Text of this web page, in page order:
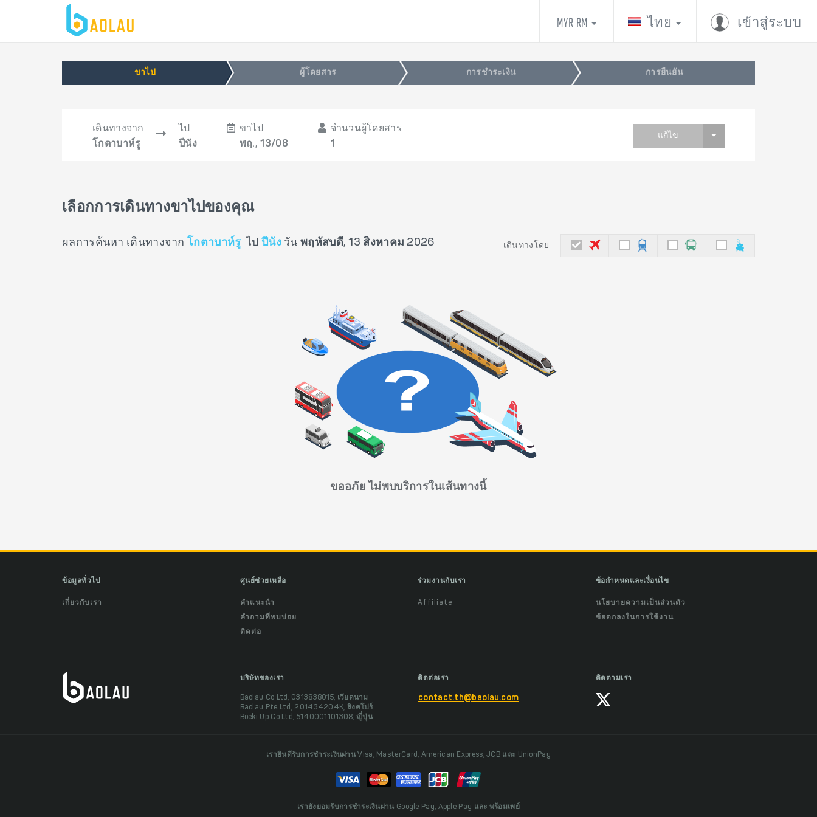
เข้าสู่ระบบ
ไทย
MYR RM
ขาไป ผู้โดยสาร การชำระเงิน การยืนยัน
เดินทางจาก
โกตาบาห์รู
ไป
ปีนัง
ขาไป
พฤ., 13/08
จำนวนผู้โดยสาร
1
แก้ไข
เลือกการเดินทางขาไปของคุณ
ผลการค้นหา เดินทางจาก โกตาบาห์รู ไป ปีนังวันพฤหัสบดี, 13 สิงหาคม 2026 เดินทางโดย
ขออภัย ไม่พบบริการในเส้นทางนี้
ข้อมูลทั่วไป
เกี่ยวกับเรา
ศูนย์ช่วยเหลือ
คำแนะนำ
คำถามที่พบบ่อย
ติดต่อ
ร่วมงานกับเรา
Affiliate
ข้อกำหนดและเงื่อนไข
นโยบายความเป็นส่วนตัว
ข้อตกลงในการใช้งาน
บริษัทของเรา
Baolau Co Ltd, 0313838015, เวียดนาม
Baolau Pte Ltd, 201434204K, สิงคโปร์
Boeki Up Co Ltd, 5140001101308, ญี่ปุ่น
ติดต่อเรา
contact.th@baolau.com
ติดตามเรา
เรายินดีรับการชำระเงินผ่าน Visa, MasterCard, American Express, JCB และ UnionPay
เรายังยอมรับการชำระเงินผ่าน Google Pay, Apple Pay และ พร้อมเพย์